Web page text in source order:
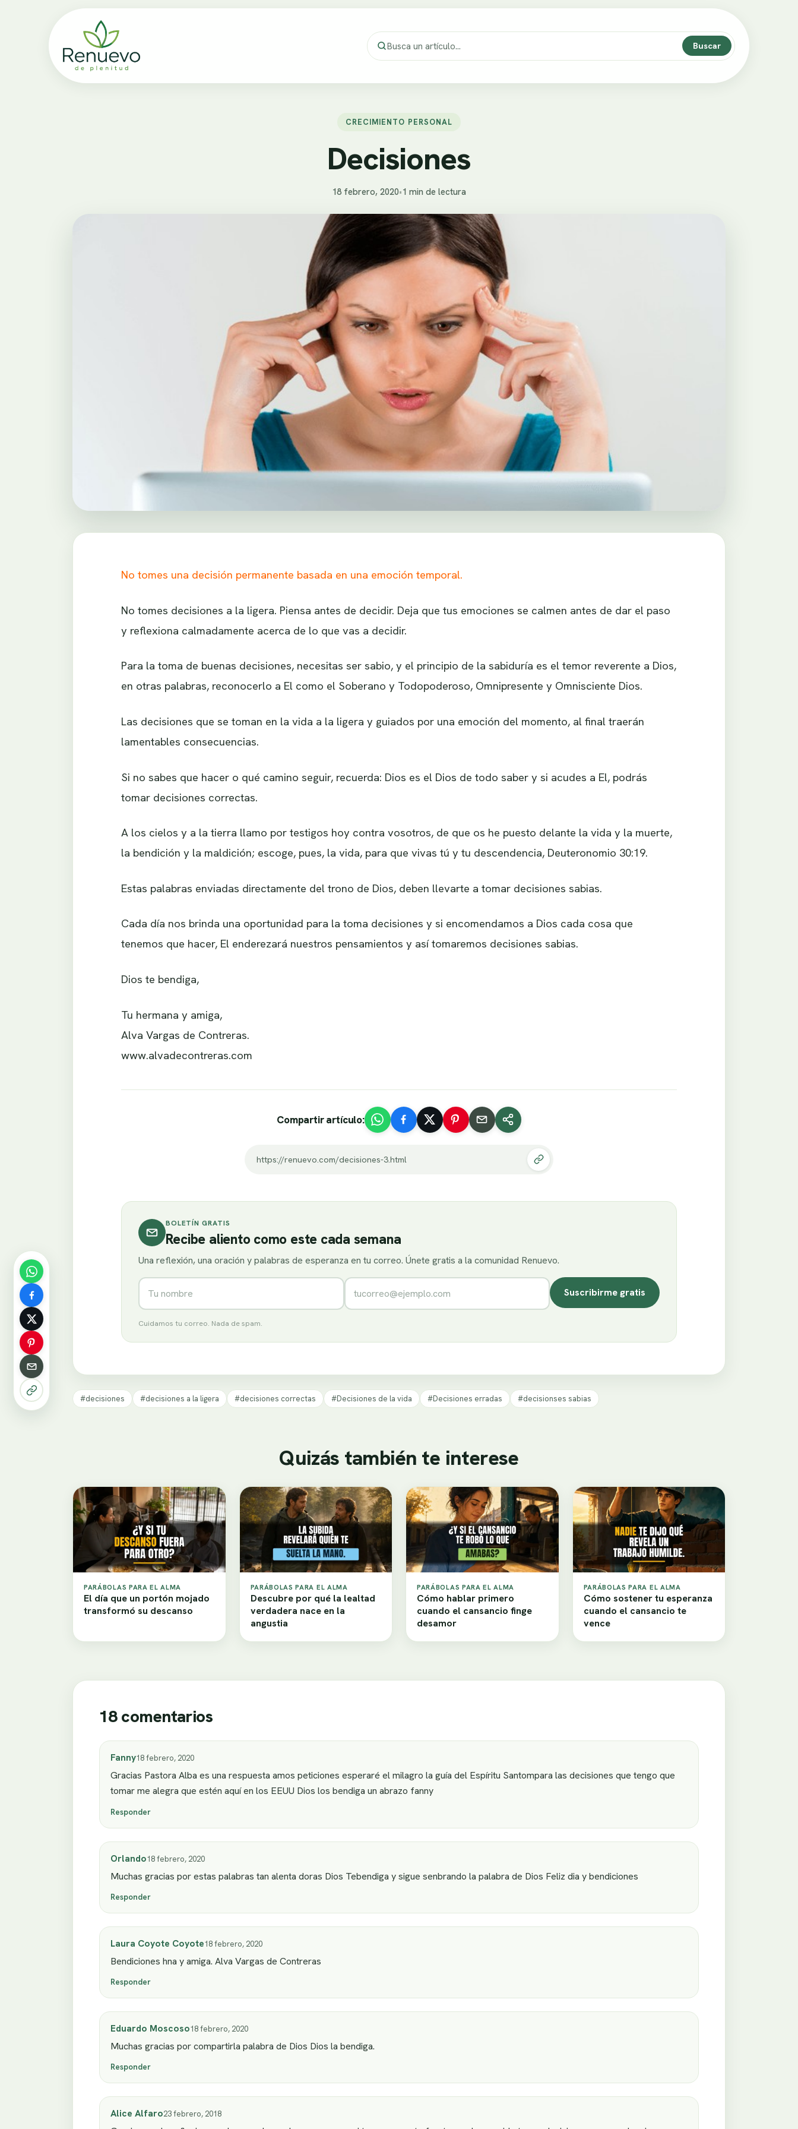
Buscar
CRECIMIENTO PERSONAL
Decisiones
18 febrero, 2020•1 min de lectura
No tomes una decisión permanente basada en una emoción temporal.
No tomes decisiones a la ligera. Piensa antes de decidir. Deja que tus emociones se calmen antes de dar el paso
y reflexiona calmadamente acerca de lo que vas a decidir.
Para la toma de buenas decisiones, necesitas ser sabio, y el principio de la sabiduría es el temor reverente a Dios,
en otras palabras, reconocerlo a El como el Soberano y Todopoderoso, Omnipresente y Omnisciente Dios.
Las decisiones que se toman en la vida a la ligera y guiados por una emoción del momento, al final traerán
lamentables consecuencias.
Si no sabes que hacer o qué camino seguir, recuerda: Dios es el Dios de todo saber y si acudes a El, podrás
tomar decisiones correctas.
A los cielos y a la tierra llamo por testigos hoy contra vosotros, de que os he puesto delante la vida y la muerte,
la bendición y la maldición; escoge, pues, la vida, para que vivas tú y tu descendencia, Deuteronomio 30:19.
Estas palabras enviadas directamente del trono de Dios, deben llevarte a tomar decisiones sabias.
Cada día nos brinda una oportunidad para la toma decisiones y si encomendamos a Dios cada cosa que
tenemos que hacer, El enderezará nuestros pensamientos y así tomaremos decisiones sabias.
Dios te bendiga,
Tu hermana y amiga,
Alva Vargas de Contreras.
www.alvadecontreras.com
Compartir artículo:
https://renuevo.com/decisiones-3.html
BOLETÍN GRATIS
Recibe aliento como este cada semana
Una reflexión, una oración y palabras de esperanza en tu correo. Únete gratis a la comunidad Renuevo.
Nombre Correo electrónico
Suscribirme gratis
Cuidamos tu correo. Nada de spam.
#decisiones #decisiones a la ligera #decisiones correctas #Decisiones de la vida #Decisiones erradas #decisionses sabias
Quizás también te interese
PARÁBOLAS PARA EL ALMA
El día que un portón mojado
transformó su descanso
PARÁBOLAS PARA EL ALMA
Descubre por qué la lealtad
verdadera nace en la
angustia
PARÁBOLAS PARA EL ALMA
Cómo hablar primero
cuando el cansancio finge
desamor
PARÁBOLAS PARA EL ALMA
Cómo sostener tu esperanza
cuando el cansancio te
vence
18 comentarios
Fanny18 febrero, 2020
Gracias Pastora Alba es una respuesta amos peticiones esperaré el milagro la guía del Espíritu Santompara las decisiones que tengo que
tomar me alegra que estén aquí en los EEUU Dios los bendiga un abrazo fanny
Responder
Orlando18 febrero, 2020
Muchas gracias por estas palabras tan alenta doras Dios Tebendiga y sigue senbrando la palabra de Dios Feliz dia y bendiciones
Responder
Laura Coyote Coyote18 febrero, 2020
Bendiciones hna y amiga. Alva Vargas de Contreras
Responder
Eduardo Moscoso18 febrero, 2020
Muchas gracias por compartirla palabra de Dios Dios la bendiga.
Responder
Alice Alfaro23 febrero, 2018